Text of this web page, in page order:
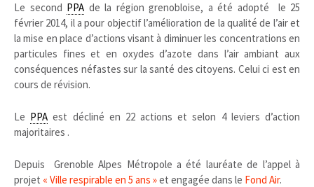
Le second PPA de la région grenobloise, a été adopté le 25
février 2014, il a pour objectif l’amélioration de la qualité de l’air et
la mise en place d’actions visant à diminuer les concentrations en
particules fines et en oxydes d’azote dans l’air ambiant aux
conséquences néfastes sur la santé des citoyens. Celui ci est en
cours de révision.
Le PPA est décliné en 22 actions et selon 4 leviers d’action
majoritaires .
Depuis Grenoble Alpes Métropole a été lauréate de l’appel à
projet « Ville respirable en 5 ans »et engagée dans le Fond Air.